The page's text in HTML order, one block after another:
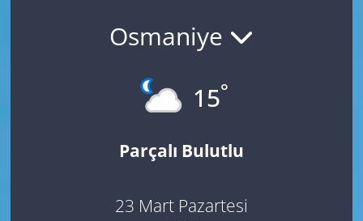
Osmaniye
15°
Parçalı Bulutlu
23 Mart Pazartesi
HABERDE İNSAN
KÜLTÜR SANAT